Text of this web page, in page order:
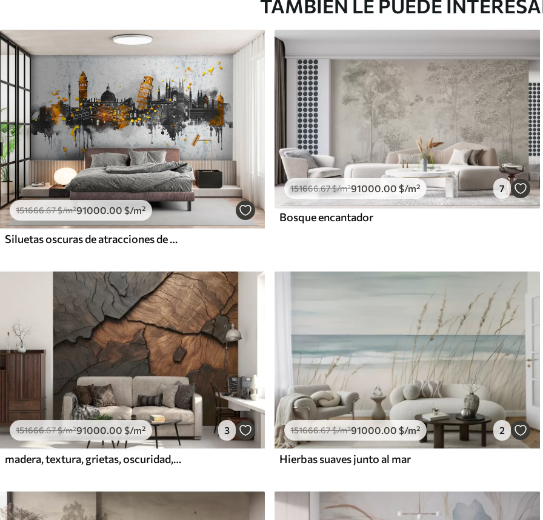
TAMBIÉN LE PUEDE
151666.67$/m²91000.00$/m²
Siluetas oscuras de atracciones de ciudades famosas
151666.67$/m²91000 .00 $/m² 7
Bosque encantador
151666.67$/m²91000 .00 $/m² 3
madera, textura, grietas, oscuridad, corteza, superficie
151666.67$/m²91000.00 $/m² 2
Hierbas suaves junto al mar